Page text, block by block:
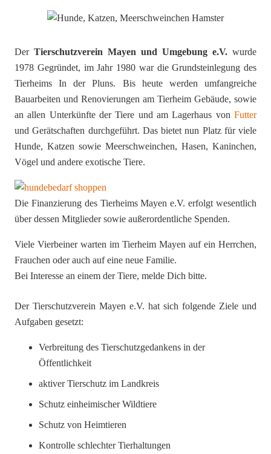
Der Tierschutzverein Mayen und Umgebung e.V. wurde
1978 Gegründet, im Jahr 1980 war die Grundsteinlegung des
Tierheims In der Pluns. Bis heute werden umfangreiche
Bauarbeiten und Renovierungen am Tierheim Gebäude, sowie
an allen Unterkünfte der Tiere und am Lagerhaus von Futter
und Gerätschaften durchgeführt. Das bietet nun Platz für viele
Hunde, Katzen sowie Meerschweinchen, Hasen, Kaninchen,
Vögel und andere exotische Tiere.
Die Finanzierung des Tierheims Mayen e.V. erfolgt wesentlich
über dessen Mitglieder sowie außerordentliche Spenden.
Viele Vierbeiner warten im Tierheim Mayen auf ein Herrchen,
Frauchen oder auch auf eine neue Familie.
Bei Interesse an einem der Tiere, melde Dich bitte.
Der Tierschutzverein Mayen e.V. hat sich folgende Ziele und
Aufgaben gesetzt:
Verbreitung des Tierschutzgedankens in der
Öffentlichkeit
aktiver Tierschutz im Landkreis
Schutz einheimischer Wildtiere
Schutz von Heimtieren
Kontrolle schlechter Tierhaltungen